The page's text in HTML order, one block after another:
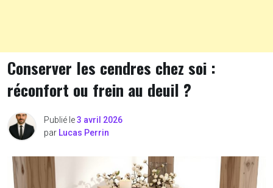
Conserver les cendres chez soi :
réconfort ou frein au deuil ?
Publié le3 avril 2026
par Lucas Perrin